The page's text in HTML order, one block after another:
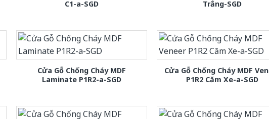
C1-a-SGD
Trắng-SGD
Cửa Gỗ Chống Cháy MDF
Laminate P1R2-a-SGD
Cửa Gỗ Chống Cháy MDF
P1R2 Căm Xe-a-SGD